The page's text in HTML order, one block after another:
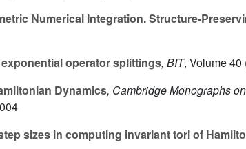
Numerical Integration. Structure-
operator splittings, BIT, Volume 40
Dynamics, Cambridge Monographs
sizes in computing invariant tori of